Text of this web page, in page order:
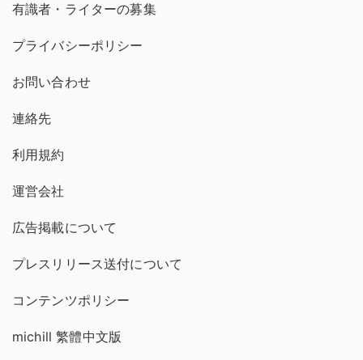
有識者・ライターの募集
プライバシーポリシー
お問い合わせ
連絡先
利用規約
運営会社
広告掲載について
プレスリリース送付について
コンテンツポリシー
michill 繁體中文版